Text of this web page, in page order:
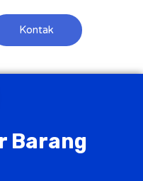
Kontak
Barang